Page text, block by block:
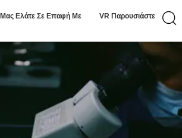
Μας Ελάτε Σε Επαφή Με VR Παρουσιάστε